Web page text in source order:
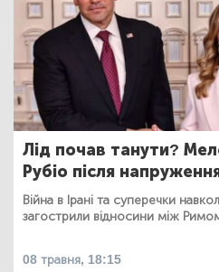
Лід почав танути?
Рубіо після
Війна в Ірані та суперечки
загострили відносини між
08 травня, 18:15